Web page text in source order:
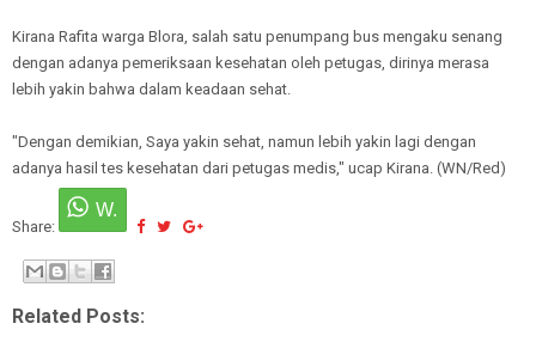
Kirana Rafita warga Blora, salah satu penumpang bus mengaku senang
dengan adanya pemeriksaan kesehatan oleh petugas, dirinya merasa
lebih yakin bahwa dalam keadaan sehat.
"Dengan demikian, Saya yakin sehat, namun lebih yakin lagi dengan
adanya hasil tes kesehatan dari petugas medis," ucap Kirana. (WN/Red)
Share:
Related Posts: